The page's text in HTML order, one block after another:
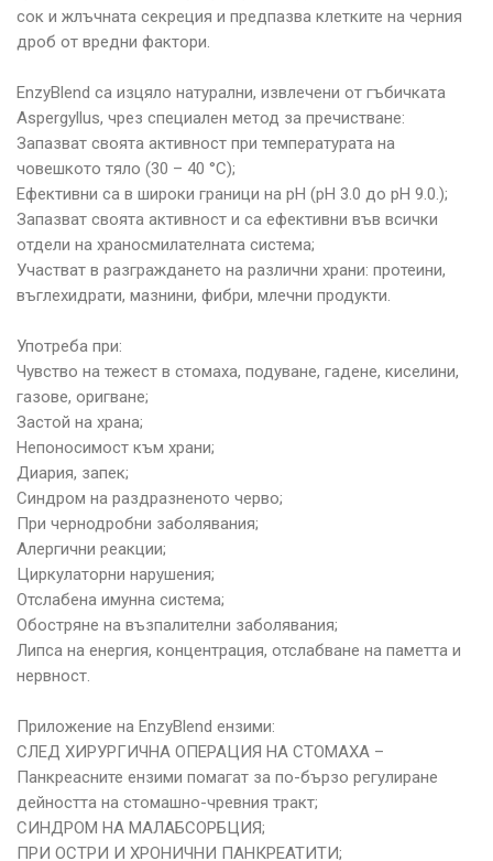
сок и жлъчната секреция и предпазва клетките на черния
дроб от вредни фактори.
EnzyBlend са изцяло натурални, извлечени от гъбичката
Aspergyllus, чрез специален метод за пречистване:
Запазват своята активност при температурата на
човешкото тяло (30 – 40 °C);
Ефективни са в широки граници на рН (pH 3.0 до pH 9.0.);
Запазват своята активност и са ефективни във всички
отдели на храносмилателната система;
Участват в разграждането на различни храни: протеини,
въглехидрати, мазнини, фибри, млечни продукти.
Употреба при:
Чувство на тежест в стомаха, подуване, гадене, киселини,
газове, оригване;
Застой на храна;
Непоносимост към храни;
Диария, запек;
Синдром на раздразненото черво;
При чернодробни заболявания;
Алергични реакции;
Циркулаторни нарушения;
Отслабена имунна система;
Обостряне на възпалителни заболявания;
Липса на енергия, концентрация, отслабване на паметта и
нервност.
Приложение на EnzyBlend ензими:
СЛЕД ХИРУРГИЧНА ОПЕРАЦИЯ НА СТОМАХА –
Панкреасните ензими помагат за по-бързо регулиране
дейността на стомашно-чревния тракт;
СИНДРОМ НА МАЛАБСОРБЦИЯ;
ПРИ ОСТРИ И ХРОНИЧНИ ПАНКРЕАТИТИ;